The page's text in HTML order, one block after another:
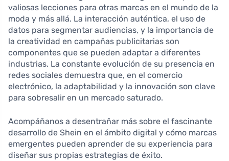
valiosas lecciones para otras marcas en el mundo de la
moda y más allá. La interacción auténtica, el uso de
datos para segmentar audiencias, y la importancia de
la creatividad en campañas publicitarias son
componentes que se pueden adaptar a diferentes
industrias. La constante evolución de su presencia en
redes sociales demuestra que, en el comercio
electrónico, la adaptabilidad y la innovación son clave
para sobresalir en un mercado saturado.
Acompáñanos a desentrañar más sobre el fascinante
desarrollo de Shein en el ámbito digital y cómo marcas
emergentes pueden aprender de su experiencia para
diseñar sus propias estrategias de éxito.